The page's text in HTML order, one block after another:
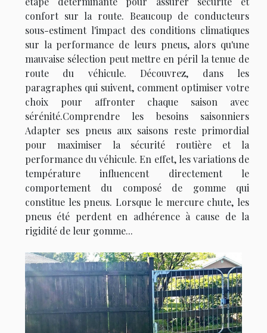
confort sur la route. Beaucoup de conducteurs
sous-estiment l'impact des conditions climatiques
sur la performance de leurs pneus, alors qu'une
mauvaise sélection peut mettre en péril la tenue de
route du véhicule. Découvrez, dans les
paragraphes qui suivent, comment optimiser votre
choix pour affronter chaque saison avec
sérénité.Comprendre les besoins saisonniers
Adapter ses pneus aux saisons reste primordial
pour maximiser la sécurité routière et la
performance du véhicule. En effet, les variations de
température influencent directement le
comportement du composé de gomme qui
constitue les pneus. Lorsque le mercure chute, les
pneus été perdent en adhérence à cause de la
rigidité de leur gomme...